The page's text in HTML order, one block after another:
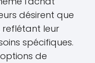
désirent que
reflétant leur
spécifiques.
de